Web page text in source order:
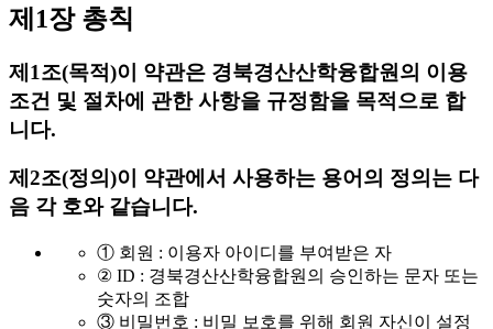
제1장 총칙
제1조(목적)이 약관은 경북경산산학융합원의 이용
조건 및 절차에 관한 사항을 규정함을 목적으로 합
니다.
제2조(정의)이 약관에서 사용하는 용어의 정의는 다
음 각 호와 같습니다.
① 회원 : 이용자 아이디를 부여받은 자
② ID : 경북경산산학융합원의 승인하는 문자 또는
숫자의 조합
③ 비밀번호 : 비밀 보호를 위해 회원 자신이 설정